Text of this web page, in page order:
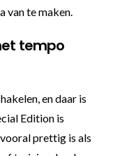
van te maken.
tempo
en daar is
Edition is
prettig is als